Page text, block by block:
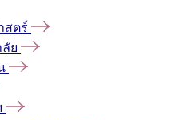
สตร์
ย